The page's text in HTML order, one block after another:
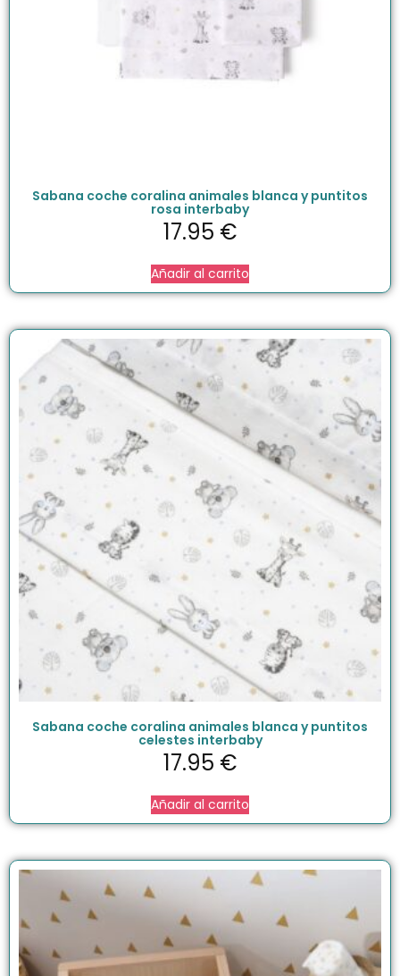
Sabana coche coralina animales blanca y puntitos
rosa interbaby
17.95 €
Añadir al carrito
Sabana coche coralina animales blanca y puntitos
celestes interbaby
17.95 €
Añadir al carrito